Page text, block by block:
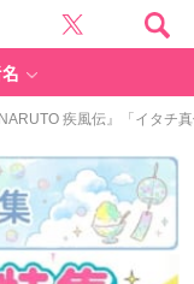
疾風伝』「イタチ